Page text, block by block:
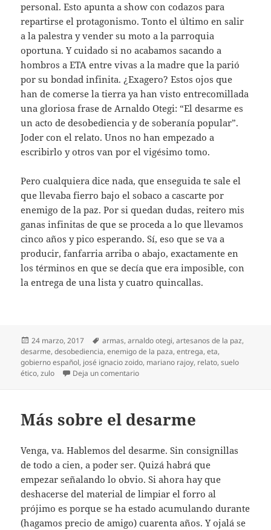
personal. Esto apunta a show con codazos para
repartirse el protagonismo. Tonto el último en salir
a la palestra y vender su moto a la parroquia
oportuna. Y cuidado si no acabamos sacando a
hombros a ETA entre vivas a la madre que la parió
por su bondad infinita. ¿Exagero? Estos ojos que
han de comerse la tierra ya han visto entrecomillada
una gloriosa frase de Arnaldo Otegi: “El desarme es
un acto de desobediencia y de soberanía popular”.
Joder con el relato. Unos no han empezado a
escribirlo y otros van por el vigésimo tomo.
Pero cualquiera dice nada, que enseguida te sale el
que llevaba fierro bajo el sobaco a cascarte por
enemigo de la paz. Por si quedan dudas, reitero mis
ganas infinitas de que se proceda a lo que llevamos
cinco años y pico esperando. Sí, eso que se va a
producir, fanfarria arriba o abajo, exactamente en
los términos en que se decía que era imposible, con
la entrega de una lista y cuatro quincallas.
Publicado
el
24 marzo, 2017 Etiquetas
armas,arnaldo otegi,artesanos de la paz,
desarme,desobediencia,enemigo de la paza,entrega,eta,
gobierno español, josé ignacio zoido, mariano rajoy, relato,suelo
ético,zulo Deja un comentarioen Hasta el 8 de abril…
Más sobre el desarme
Venga, va. Hablemos del desarme. Sin consignillas
de todo a cien, a poder ser. Quizá habrá que
empezar señalando lo obvio. Si ahora hay que
deshacerse del material de limpiar el forro al
prójimo es porque se ha estado acumulando durante
(hagamos precio de amigo) cuarenta años. Y ojalá se